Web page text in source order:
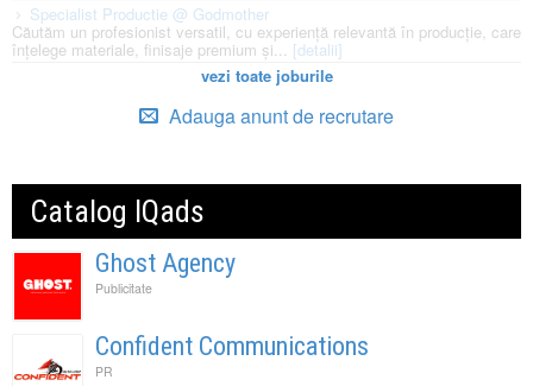
Specialist Productie @ Godmother
Căutăm un profesionist versatil, cu experiență relevantă în producție, care
înțelege materiale, finisaje premium și... [detalii]
vezi toate joburile
Adauga anunt de recrutare
Catalog IQads
Ghost Agency
Publicitate
Confident Communications
PR